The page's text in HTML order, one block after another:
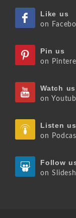
Like us
on
Pin us
on
Watch us
on
Listen us
on
Follow
on